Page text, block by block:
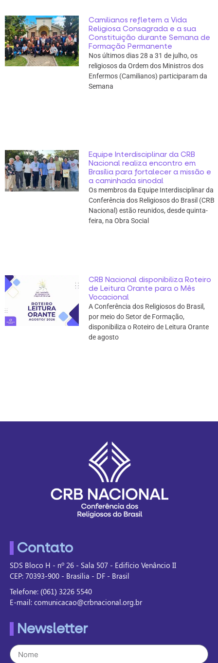
Camilianos refletem a Vida
Religiosa Consagrada e a sua
Constituição durante Semana de
Formação Permanente
Nos últimos dias 28 a 31 de julho, os
religiosos da Ordem dos Ministros dos
Enfermos (Camilianos) participaram da
Semana
Equipe Interdisciplinar da CRB
Nacional realiza encontro em
Brasília para fortalecer a missão e
a caminhada sinodal
Os membros da Equipe Interdisciplinar da
Conferência dos Religiosos do Brasil (CRB
Nacional) estão reunidos, desde quinta-
feira, na Obra Social
CRB Nacional disponibiliza Roteiro
de Leitura Orante para o Mês
Vocacional
A Conferência dos Religiosos do Brasil,
por meio do Setor de Formação,
disponibiliza o Roteiro de Leitura Orante
de agosto
Contato
SDS Bloco H - nº 26 - Sala 507 - Edifício Venâncio II
CEP: 70393-900 - Brasília - DF - Brasil
Telefone: (061) 3226 5540
E-mail: comunicacao@crbnacional.org.br
Newsletter